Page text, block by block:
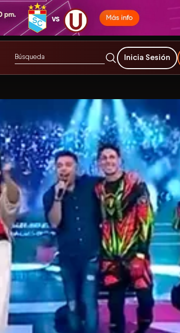
Inicia Sesión